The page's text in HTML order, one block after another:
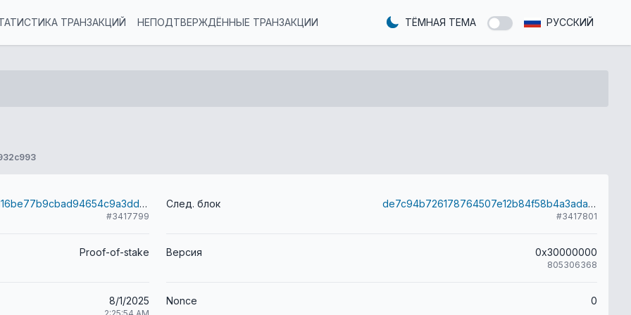
ТРАНЗАКЦИЙ НЕПОДТВЕРЖДЁННЫЕ ТРАНЗАКЦИИ ТЁМНАЯ ТЕМА РУССКИЙ
f4ee08e996d16be77b9cbad94654c9a3dd5b32bde495cf377ed90a66e363bd86
#3417799
След. блок de7c94b726178764507e12b84f58b4a3adad60bfc532afac1b4063a4b32bad8c
#3417801
Proof-of-stake Версия 0x30000000
805306368
8/1/2025 Nonce 0